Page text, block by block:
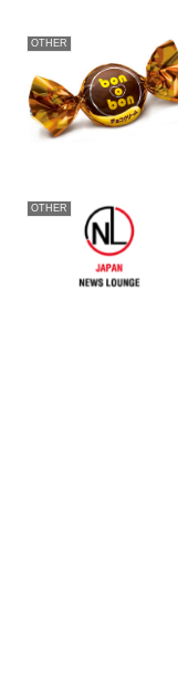
OTHER
OTHER